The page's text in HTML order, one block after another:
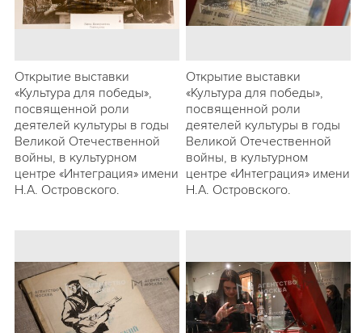
Открытие выставки
«Культура для победы»,
посвященной роли
деятелей культуры в годы
Великой Отечественной
войны, в культурном
центре «Интеграция» имени
Н.А. Островского.
Открытие выставки
«Культура для победы»,
посвященной роли
деятелей культуры в годы
Великой Отечественной
войны, в культурном
центре «Интеграция» имени
Н.А. Островского.